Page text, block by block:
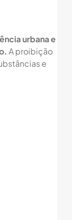
urbana e
A proibição
e